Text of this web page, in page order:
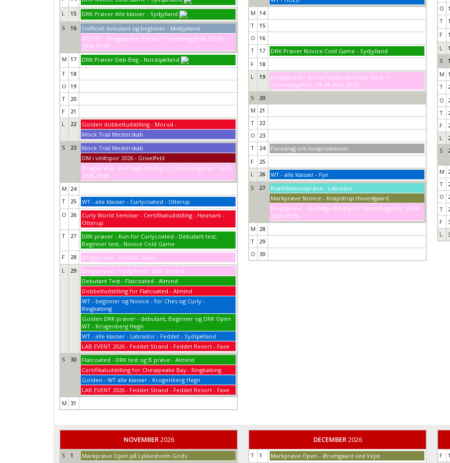
L
15
DRK Prøver Alle klasser - Sydjylland
S
16
Uofficiel debutant og beginner - Midtjylland
AFLYST - Brugsprøve, Farsø // Tilmeldingsfrist: 02-08-
2026 10:30
M 17
DRK Prøver Deb-Beg - Nordsjælland
T
18
O
19
T
20
F
21
L
22
Golden dobbeltudstilling - Morud -
Mock Trial Mesterskab
S
23
Mock Trial Mesterskab
DM i vildtspor 2026 - Gisselfeld
Brugsprøve - Herfølge (Midtsj.) // Tilmeldingsfrist: 19-08-
2026 23:59
M 24
T
25
WT - alle klasser - Curlycoated - Otterup
O
26
Curly World Seminar - Certifikatudstilling - Hasmark -
Otterup
T
27
DRK prøver - Kun for Curlycoated - Debutant test,
Beginner test,- Novice Cold Game
F
28
Brugsprøve - Feddet - Faxe
L
29
Brugsprøve - Sydjylland - 6051 Almind
Debutant Test - Flatcoated - Almind
Dobbeltudstilling for Flatcoated - Almind
WT - beginner og Novice - for Ches og Curly -
Ringkøbing
Golden DRK prøver - debutant, Beginner og DRK Open
WT - Krogenberg Hegn
WT - alle klasser - Labrador - Feddet - Sydsjælland
LAB EVENT 2026 - Feddet Strand - Feddet Resort - Faxe
S
30
Flatcoated - DRK test og B.prøve - Almind
Certifikatudstilling for Chesapeake Bay - Ringkøbing
Golden - WT alle klasser - Krogenberg Hegn
LAB EVENT 2026 - Feddet Strand - Feddet Resort - Faxe
M 31
M 14
T
15
O
16
T
17
DRK Prøver Novice Cold Game - Sydjylland
F
18
L
19
Brugsprøve - Broby Vesterskov ved Sorø //
Tilmeldingsfrist: 14-09-2026 23:59
S
20
M 21
T
22
O
23
T
24
Foredrag om hudproblemer
F
25
L
26
WT - alle klasser - Fyn
S
27
Kvalifikationsprøve - Labrador
Markprøve Novice - Knapstrup Hovedgaard
Brugsprøve - Herfølge (Midtsj.) // Tilmeldingsfrist: 23-09-
2026 23:59
M 28
T
29
O 30
O
T
F
L
S
M
T
O
T
F
L
S
M
T
O
T
F
L
NOVEMBER2026
S 1
Markprøve Open på Lykkesholm Gods
DECEMBER2026
T 1
Markprøve Open - Ørumgaard ved Vejle
F
1